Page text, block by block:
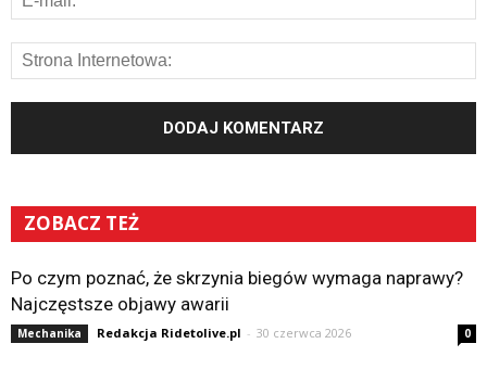
ZOBACZ TEŻ
Po czym poznać, że skrzynia biegów wymaga naprawy?
Najczęstsze objawy awarii
Mechanika Redakcja Ridetolive.pl - 30 czerwca 2026 0